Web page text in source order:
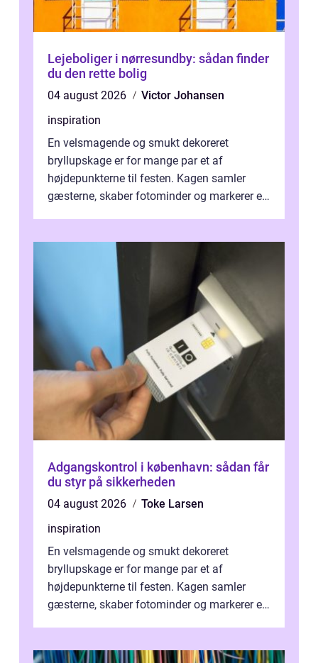
Lejeboliger i nørresundby: sådan finder
du den rette bolig
04 august 2026
Victor Johansen
inspiration
En velsmagende og smukt dekoreret
bryllupskage er for mange par et af
højdepunkterne til festen. Kagen samler
gæsterne, skaber fotominder og markerer et
Adgangskontrol i københavn: sådan får
du styr på sikkerheden
04 august 2026
Toke Larsen
inspiration
En velsmagende og smukt dekoreret
bryllupskage er for mange par et af
højdepunkterne til festen. Kagen samler
gæsterne, skaber fotominder og markerer et